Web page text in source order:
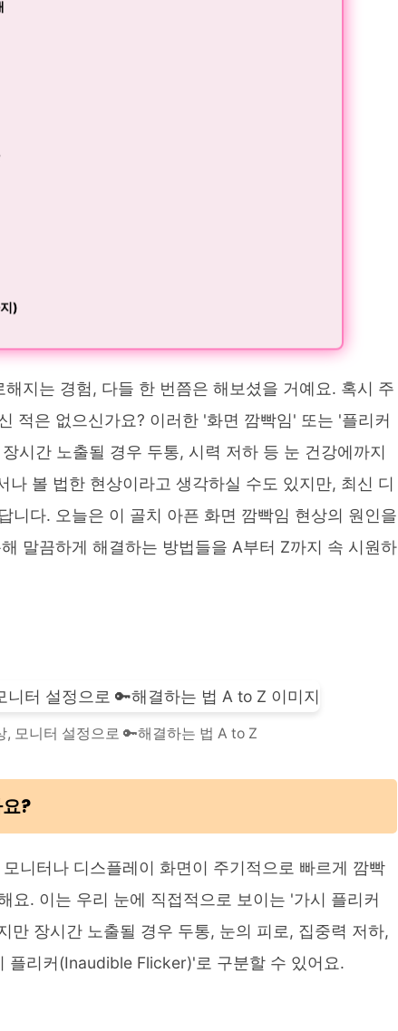
)
지는 경험, 다들 한 번쯤은 해보셨을 거예요. 혹시 주
적은 없으신가요? 이러한 '화면 깜빡임' 또는 '플리커
시간 노출될 경우 두통, 시력 저하 등 눈 건강에까지
볼 법한 현상이라고 생각하실 수도 있지만, 최신 디
니다. 오늘은 이 골치 아픈 화면 깜빡임 현상의 원인을
말끔하게 해결하는 방법들을 A부터 Z까지 속 시원하
, 모니터 설정으로 🔑해결하는 법 A to Z
?
니터나 디스플레이 화면이 주기적으로 빠르게 깜빡
요. 이는 우리 눈에 직접적으로 보이는 '가시 플리커
만 장시간 노출될 경우 두통, 눈의 피로, 집중력 저하,
플리커(Inaudible Flicker)'로 구분할 수 있어요.